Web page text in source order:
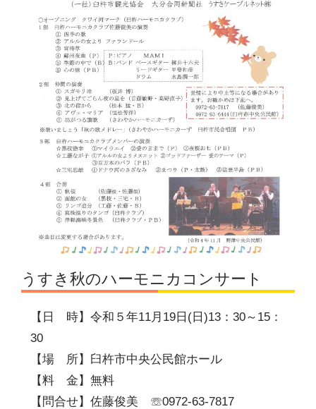
うすき秋のハーモニカコンサート
【日 時】令和５年11月19日(日)13：30～15：
30
【場 所】臼杵市中央公民館ホール
【料 金】無料
【問合せ】佐藤俊美 ☏0972-63-7817